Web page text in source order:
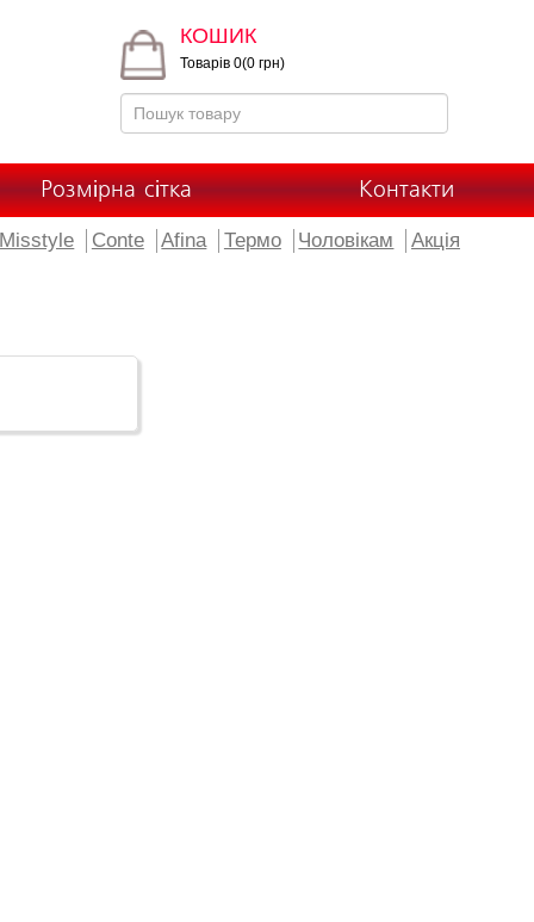
КОШИК
Товарів 0(0 грн)
Розмірна сітка Контакти
Misstyle Conte Afina Термо Чоловікам Акція